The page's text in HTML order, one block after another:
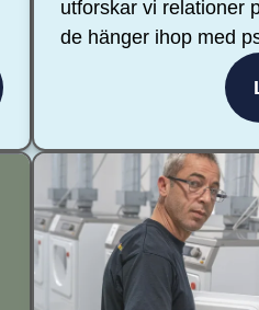
utforskar vi relationer
de hänger ihop med